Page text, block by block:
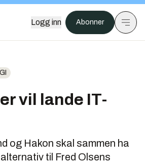
Logg inn Abonner
vil lande IT-
og Hakon skal sammen ha
til Fred Olsens